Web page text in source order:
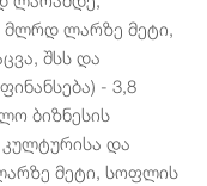
მლრდ ლარზე მეტი,
შსს და
- 3,8
ბიზნესის
და
მეტი, სოფლის